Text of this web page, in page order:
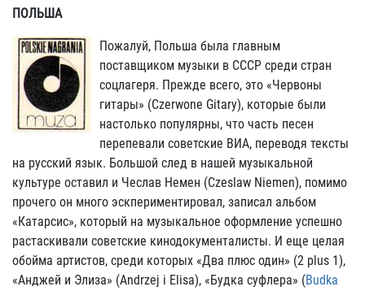
ПОЛЬША
Пожалуй, Польша была главным
поставщиком музыки в СССР среди стран
соцлагеря. Прежде всего, это «Червоны
гитары» (Czerwone Gitary), которые были
настолько популярны, что часть песен
перепевали советские ВИА, переводя тексты
на русский язык. Большой след в нашей музыкальной
культуре оставил и Чеслав Немен (Czeslaw Niemen), помимо
прочего он много эскпериментировал, записал альбом
«Катарсис», который на музыкальное оформление успешно
растаскивали советские кинодокументалисты. И еще целая
обойма артистов, среди которых «Два плюс один» (2 plus 1),
«Анджей и Элиза» (Andrzej i Elisa), «Будка суфлера» (Budka